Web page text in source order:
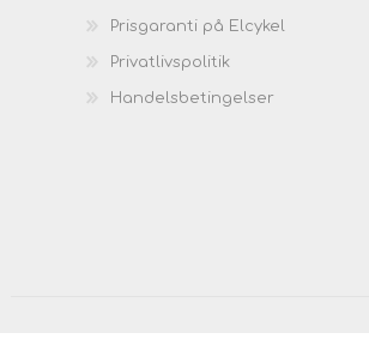
Prisgaranti på Elcykel
Privatlivspolitik
Handelsbetingelser